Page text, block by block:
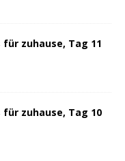
zuhause, Tag 11
zuhause, Tag 10